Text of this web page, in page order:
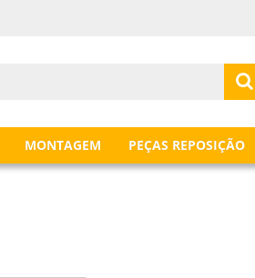
MONTAGEM PEÇAS REPOSIÇÃO